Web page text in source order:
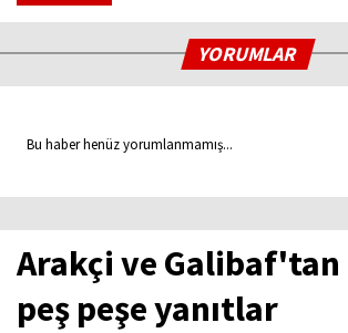
YORUMLAR
Bu haber henüz yorumlanmamış...
Arakçi ve
peş peşe yanıtlar